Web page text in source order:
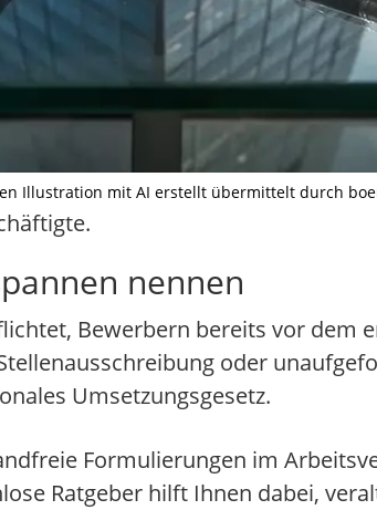
Illustration mit AI erstellt übermittelt durch
nennen
Bewerbern bereits vor dem
oder
Umsetzungsgesetz.
Formulierungen im
Ratgeber hilft Ihnen dabei,